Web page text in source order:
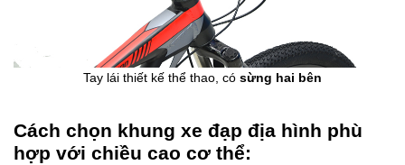
Tay lái thiết kế thể thao, có sừng hai bên
Cách chọn khung xe đạp địa hình phù
hợp với chiều cao cơ thể: